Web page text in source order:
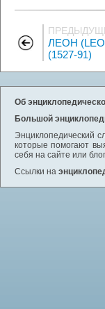
ЛЕОН
(1527-91)
Об
Большой
Энциклопедический
которые помогают
себя на сайте или
Ссылки на